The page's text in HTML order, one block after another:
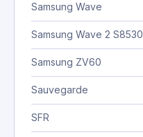
Samsung Wave
Samsung Wave 2 S8530
Samsung ZV60
Sauvegarde
SFR